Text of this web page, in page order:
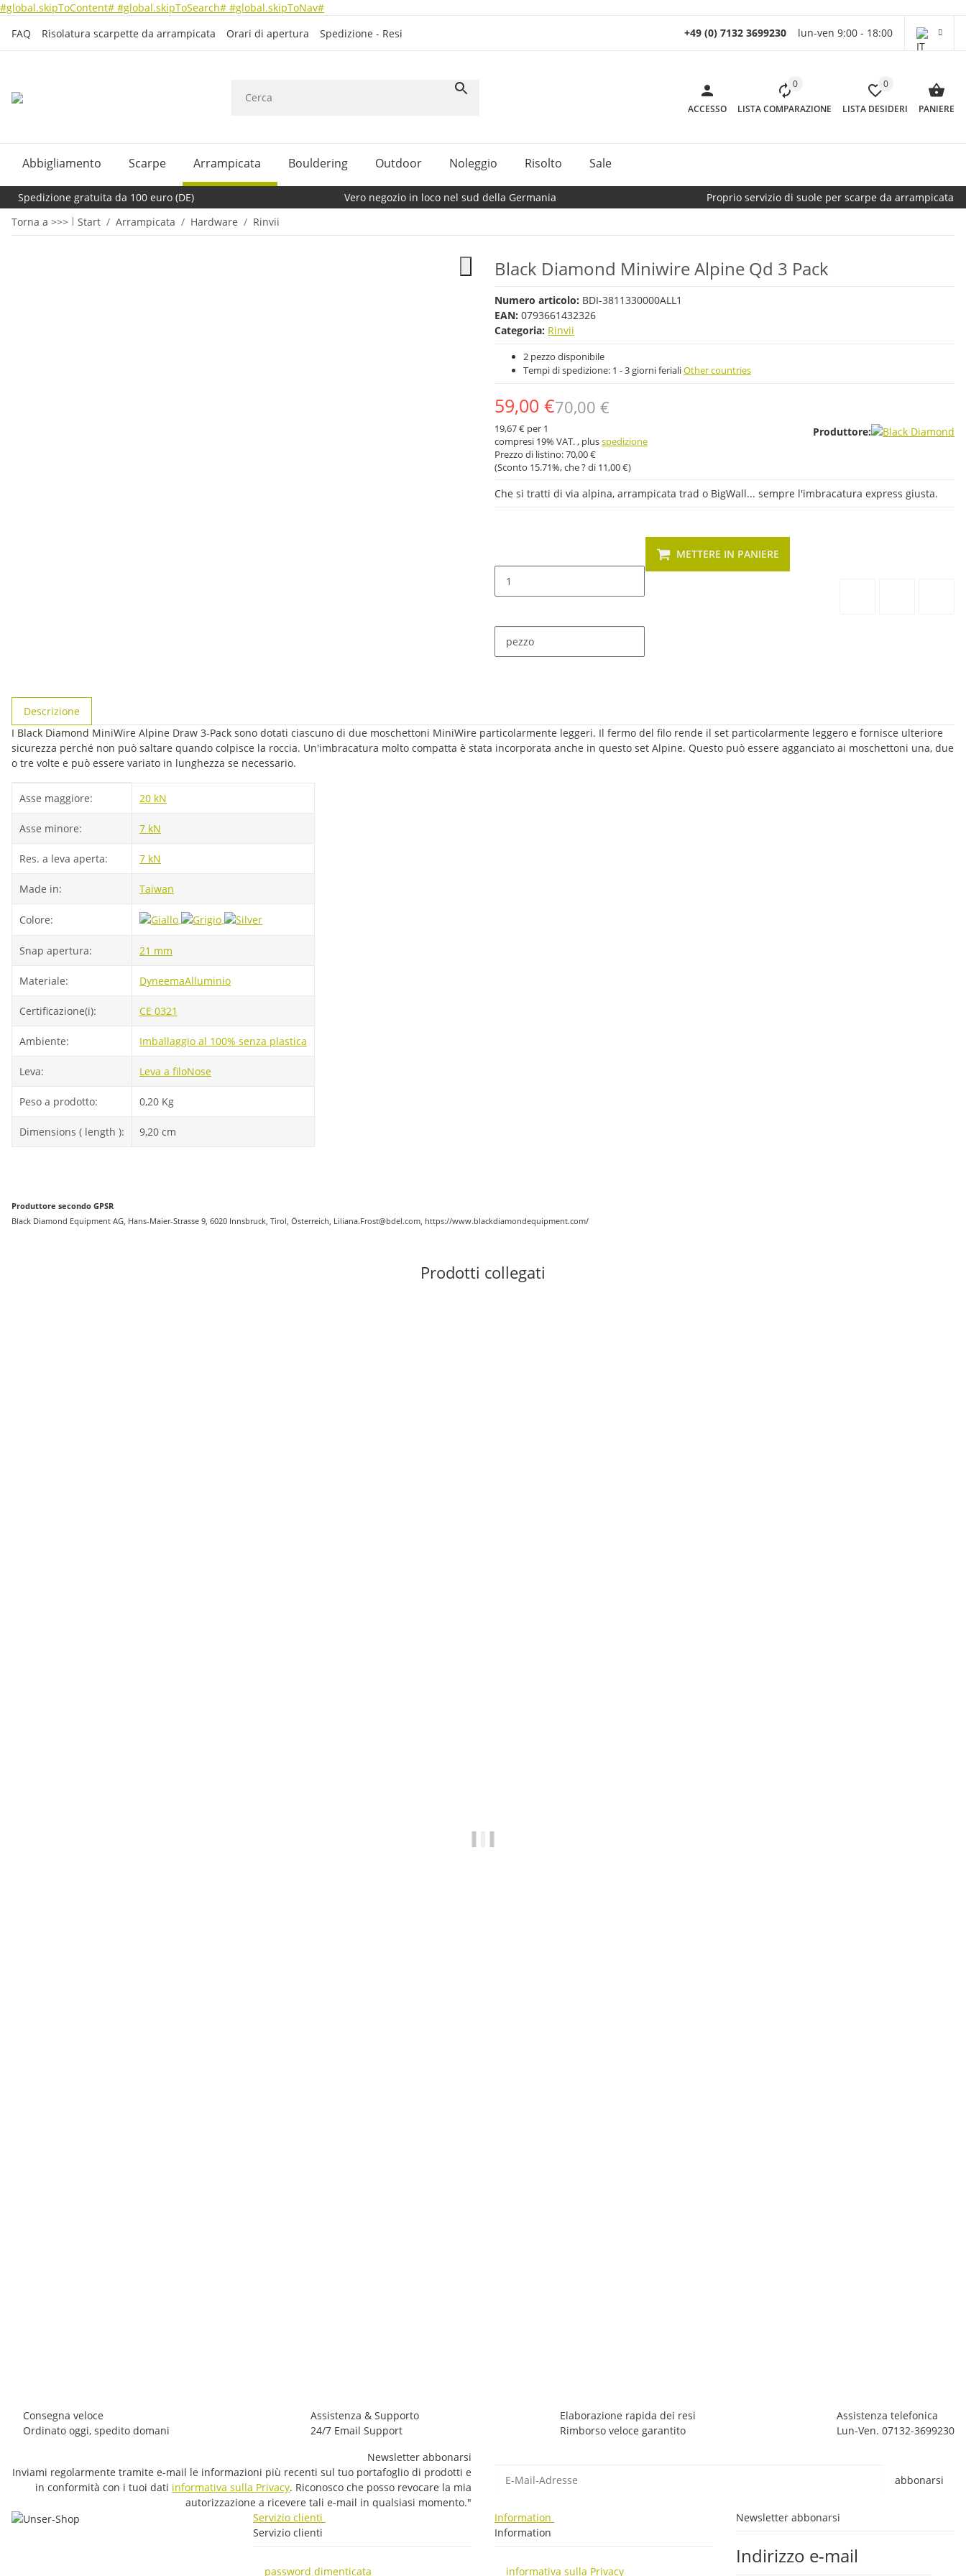
#global.skipToContent# #global.skipToSearch# #global.skipToNav#
FAQ
Risolatura scarpette da arrampicata Orari di apertura Spedizione - Resi +49 (0) 7132 3699230 lun-ven 9:00 - 18:00
ACCESSO
0
LISTA COMPARAZIONE
0
LISTA DESIDERI PANIERE
Abbigliamento Scarpe Arrampicata Bouldering Outdoor Noleggio Risolto Sale
Spedizione gratuita da 100 euro (DE) Vero negozio in loco nel sud della Germania
Proprio servizio di suole per scarpe da arrampicata
Torna a >>>
Start Arrampicata Hardware Rinvii
Black Diamond Miniwire Alpine Qd 3 Pack
Numero articolo: BDI-3811330000ALL1
EAN: 0793661432326
Categoria: Rinvii
2 pezzo disponibile
Tempi di spedizione: 1 - 3 giorni ferialiOther countries
59,00 €70,00 €
19,67 € per 1
compresi 19% VAT. , plusspedizione
Prezzo di listino:70,00 €
(Sconto 15.71%, che ? di 11,00 €)
Produttore:
Che si tratti di via alpina, arrampicata trad o BigWall... sempre l'imbracatura express giusta.
pezzo
METTERE IN PANIERE
Descrizione
I Black Diamond MiniWire Alpine Draw 3-Pack sono dotati ciascuno di due moschettoni MiniWire particolarmente leggeri. Il fermo del filo rende il set particolarmente leggero e fornisce ulteriore
sicurezza perché non può saltare quando colpisce la roccia. Un'imbracatura molto compatta è stata incorporata anche in questo set Alpine. Questo può essere agganciato ai moschettoni una, due
o tre volte e può essere variato in lunghezza se necessario.
Asse maggiore: 20 kN
Asse minore: 7 kN
Res. a leva aperta: 7 kN
Made in: Taiwan
Colore:
Snap apertura: 21 mm
Materiale: DyneemaAlluminio
Certificazione(i): CE 0321
Ambiente: Imballaggio al 100% senza plastica
Leva: Leva a filoNose
Peso a prodotto: 0,20 Kg
Dimensions ( length ): 9,20 cm
Produttore secondo GPSR
Black Diamond Equipment AG, Hans-Maier-Strasse 9, 6020 Innsbruck, Tirol, Österreich, Liliana.Frost@bdel.com, https://www.blackdiamondequipment.com/
Prodotti collegati
Consegna veloce
Ordinato oggi, spedito domani
Assistenza & Supporto
24/7 Email Support
Elaborazione rapida dei resi
Rimborso veloce garantito
Assistenza telefonica
Lun-Ven. 07132-3699230
Newsletter abbonarsi
Inviami regolarmente tramite e-mail le informazioni più recenti sul tuo portafoglio di prodotti e
in conformità con i tuoi dati informativa sulla Privacy. Riconosco che posso revocare la mia
autorizzazione a ricevere tali e-mail in qualsiasi momento."
abbonarsi
Servizio clienti
Servizio clienti
password dimenticata
Information
Information
informativa sulla Privacy
Newsletter abbonarsi
Indirizzo e-mail